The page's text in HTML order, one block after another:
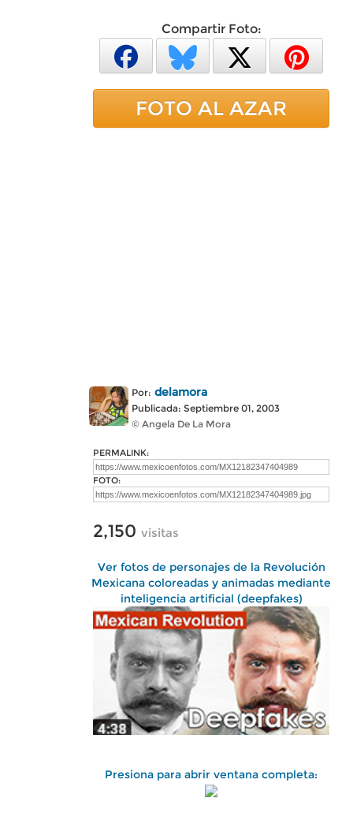
Compartir Foto:
FOTO AL AZAR
Por: delamora
Publicada: Septiembre 01, 2003
© Angela De La Mora
PERMALINK:
FOTO:
2,150 visitas
Ver fotos de personajes de la Revolución
Mexicana coloreadas y animadas mediante
inteligencia artificial (deepfakes)
Presiona para abrir ventana completa: